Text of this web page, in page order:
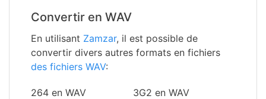
Convertir en WAV
En utilisant Zamzar, il est possible de
convertir divers autres formats en fichiers
des fichiers WAV:
264 en WAV
3G2 en WAV